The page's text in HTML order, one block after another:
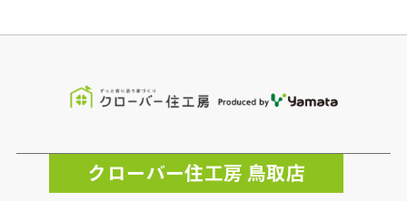
クローバー住工房 鳥取店